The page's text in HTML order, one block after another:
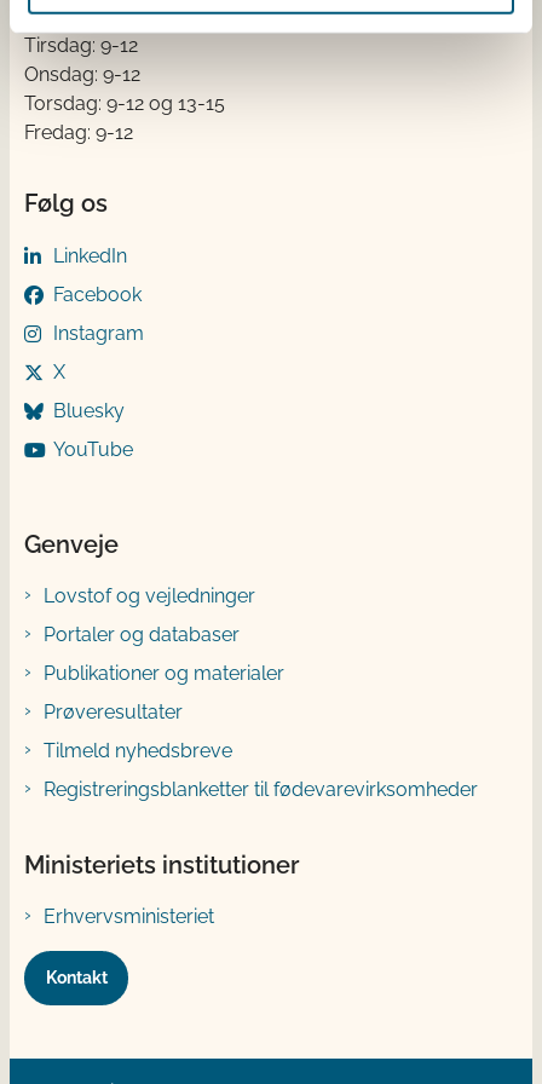
Mandag: 9-12 og 13-15
Tirsdag: 9-12
Onsdag: 9-12
Torsdag: 9-12 og 13-15
Fredag: 9-12
Følg os
LinkedIn
Facebook
Instagram
X
Bluesky
YouTube
Genveje
Lovstof og vejledninger
Portaler og databaser
Publikationer og materialer
Prøveresultater
Tilmeld nyhedsbreve
Registreringsblanketter til fødevarevirksomheder
Ministeriets institutioner
Erhvervsministeriet
Kontakt